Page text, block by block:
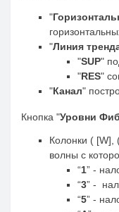
"
"Линия
"SUP"
"RES"
"Канал"
Кнопка "Уровни
Колонки (
волны с
“1” -
“3” -
“5” -